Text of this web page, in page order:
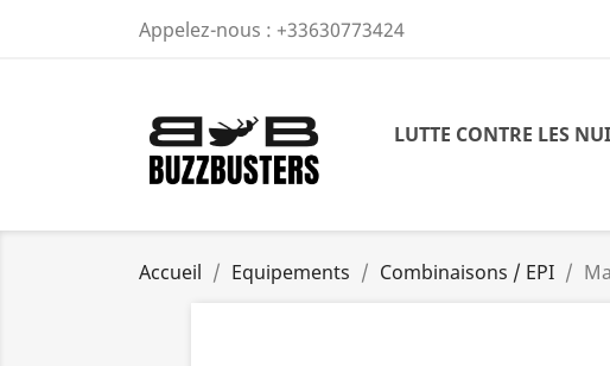
Appelez-nous : +33630773424
LUTTE CONTRE LES
Accueil Equipements Combinaisons / EPI